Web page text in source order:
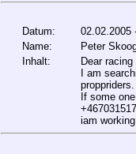
Datum:
02.02.2005
Name:
Peter
Inhalt:
Dear racing
I am
If some
iam